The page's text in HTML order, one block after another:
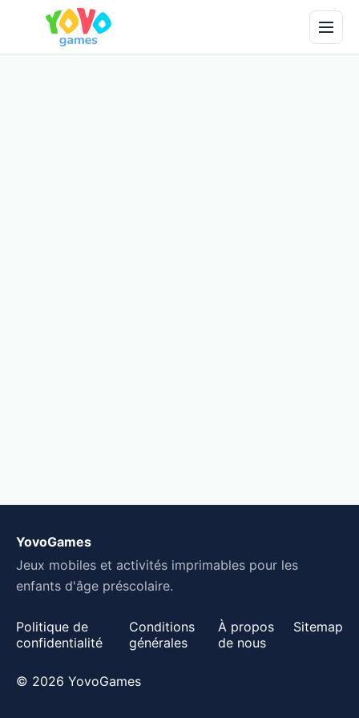
YovoGames
Jeux mobiles et activités imprimables pour les
enfants d'âge préscolaire.
Politique de
confidentialité
Conditions
générales
À propos
de nous
Sitemap
© 2026 YovoGames